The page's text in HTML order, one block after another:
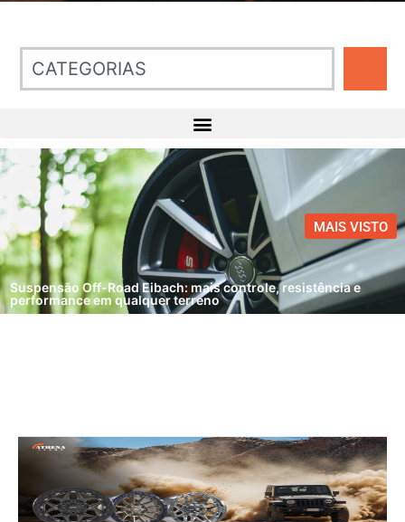
Suspensão Off-Road Eibach: mais controle, resistência e
performance em qualquer terreno
MAIS VISTO